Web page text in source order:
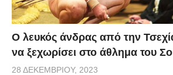
Ο λευκός άνδρας από την
να ξεχωρίσει στο άθλημα του
28 ΔΕΚΕΜΒΡΊΟΥ, 2023